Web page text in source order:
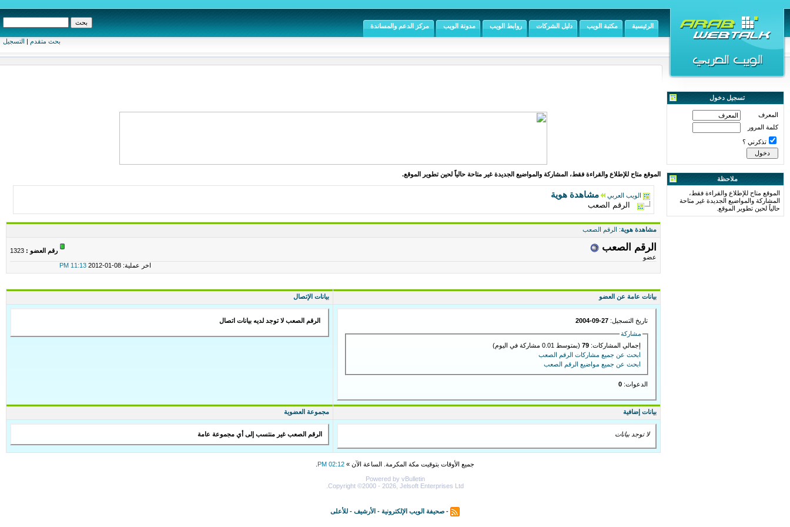
بحث متقدم | التسجيل
الرئيسية مكتبة الويب دليل الشركات روابط الويب مدونة الويب مركز الدعم والمساندة
تسجيل دخول
المعرف
كلمة المرور
تذكرني ؟
ملاحظة
الموقع متاح للإطلاع والقراءة فقط،
المشاركة والمواضيع الجديدة غير متاحة
حالياً لحين تطوير الموقع.
الموقع متاح للإطلاع والقراءة فقط، المشاركة والمواضيع الجديدة غير متاحة حالياً لحين تطوير الموقع.
الويب العربي مشاهدة هوية
الرقم الصعب
مشاهدة هوية: الرقم الصعب
الرقم الصعب
عضو
رقم العضو :
اخر عملية: 08-01-2012 11:13 PM
بيانات عامة عن العضو بيانات الإتصال
تاريخ التسجيل: 27-09-2004
مشاركة
إجمالي المشاركات:79 (بمتوسط 0.01 مشاركة في اليوم)
ابحث عن جميع مشاركات الرقم الصعب
ابحث عن جميع مواضيع الرقم الصعب
الدعوات: 0
الرقم الصعب لا توجد لديه بيانات اتصال
بيانات إضافية مجموعة العضوية
لا توجد بيانات الرقم الصعب غير منتسب إلى أي مجموعة عامة
جميع الأوقات بتوقيت مكة المكرمة. الساعة الآن » 02:12 PM
Powered by vBulletin
Copyright ©2000 - 2026, Jelsoft Enterprises Ltd.
- صحيفة الويب الإلكترونية - الأرشيف - للأعلى